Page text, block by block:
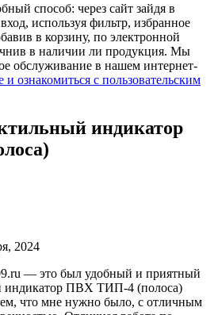
способ: через сайт зайдя в
используя фильтр, избранное
в корзину, по электронной
в наличии ли продукция. Мы
обслуживание в нашем интернет-
и ознакомиться с пользовательским
индикатор
2024
— это был удобный и приятный
индикатор ПВХ ТИП-4 (полоса)
что мне нужно было, с отличным